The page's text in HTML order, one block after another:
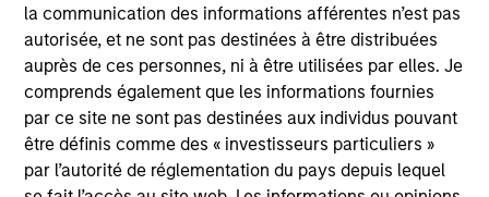
la communication des informations afférentes n’est pas
autorisée, et ne sont pas destinées à être distribuées
auprès de ces personnes, ni à être utilisées par elles. Je
comprends également que les informations fournies
par ce site ne sont pas destinées aux individus pouvant
être définis comme des « investisseurs particuliers »
par l’autorité de réglementation du pays depuis lequel
As of August 21, 2025. The above is provided for
informational and educational purposes only. There is no
guarantee that the investment mentioned resulted in
positive performance (for realized holdings), or will perform